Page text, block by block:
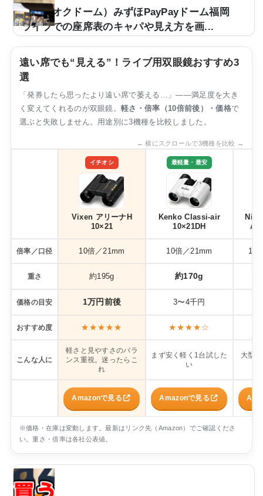
ついてもまとめてみました。東京ドームのライブでの座
席表とキャパは？東京ドームのライブ時の座席表の...
（ヤフオクドーム）みずほPayPayドーム福岡
ライブでの座席表のキャパや見え方を画...
PayPayドーム福岡（旧・ヤフオクドーム）。キャパは
約52,500人と大規模な会場となっており、第一線で活躍
するアーティストのツアー会場などで使用させていま
す。しかし「今度、みずほPayPayドーム福岡のライブ
に行くけど、座席からの見え方ってどんな感じなの？」
などと疑問を持っている方も多いです。そこで、みずほ
画像付きでご紹介し、見やすい席はどこなのかについて
もまとめてみました。みずほPayPayドーム福岡のライ
遠い席でも“見える”！ライブ用双眼鏡おすすめ3
選
「発券したら思ったより遠い席で萎える…」——満足度を大き
く変えてくれるのが双眼鏡。軽さ・倍率（10倍前後）・価格で
選ぶと失敗しません。用途別に3機種を比較しました。
← 横にスクロールで3機種を比較 →
イチオシ
Vixen アリーナH
10×21
最軽量・最安
Kenko Classi-air
10×21DH
倍率／口径 10倍／21mm 10倍／21mm 10-
重さ 約195g 約170g
価格の目安 1万円前後 3〜4千円
おすすめ度 ★★★★★ ★★★★☆
こんな人に
軽さと見やすさのバラ
ンス重視。迷ったらこ
れ
まず安く軽く1台試した
い
大型
Amazonで見る Amazonで見る
※価格・在庫は変動します。最新はリンク先（Amazon）でご確認くださ
い。重さ・倍率は各社公表値。